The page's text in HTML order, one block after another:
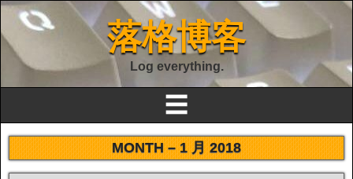
落格博客
Log everything.
☰
MONTH –1 月 2018